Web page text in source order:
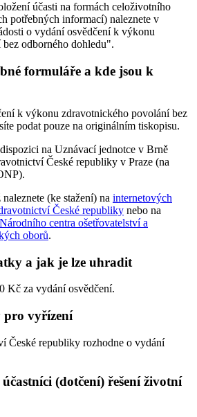
účasti na formách celoživotního
potřebných informací) naleznete v
o vydání osvědčení k výkonu
odborného dohledu".
formuláře a kde jsou k
k výkonu zdravotnického povolání bez
podat pouze na originálním tiskopisu.
na Uznávací jednotce v Brně
České republiky v Praze (na
(ke stažení) na internetových
České republiky nebo na
centra ošetřovatelství a
oborů.
a jak je lze uhradit
Kč za vydání osvědčení.
pro vyřízení
České republiky rozhodne o vydání
(dotčení) řešení životní